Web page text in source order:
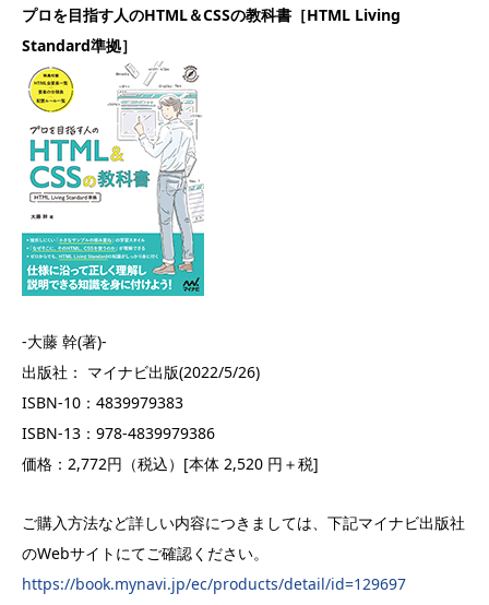
プロを目指す人のHTML＆CSSの教科書［HTML Living
Standard準拠］
-大藤 幹(著)-
出版社： マイナビ出版(2022/5/26)
ISBN-10：4839979383
ISBN-13：978-4839979386
価格：2,772円（税込）[本体 2,520 円＋税]
ご購入方法など詳しい内容につきましては、下記マイナビ出版社
のWebサイトにてご確認ください。
https://book.mynavi.jp/ec/products/detail/id=129697